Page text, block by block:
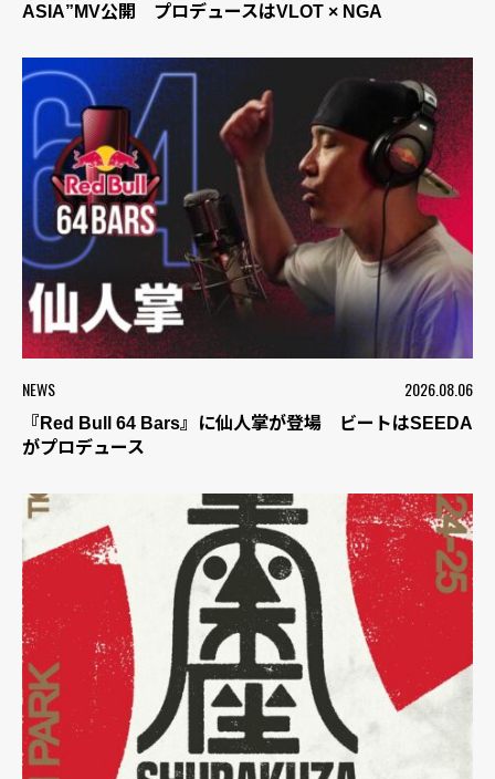
ASIA”MV公開 プロデュースはVLOT × NGA
NEWS 2026.08.06
『Red Bull 64 Bars』に仙人掌が登場 ビートはSEEDA
がプロデュース